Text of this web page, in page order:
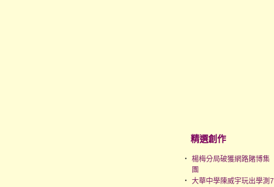
精選創作
‧ 楊梅分局破獲網路賭博集
團
‧ 大華中學陳威宇玩出學測7